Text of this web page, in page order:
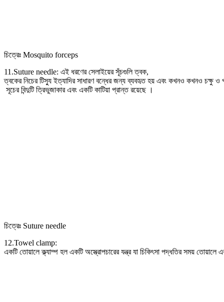
চিত্রেঃ Mosquito forceps
11.Suture needle: এই ধরণের সেলাইয়ের সূঁচগুলি ত্বক,
ত্বকের নিচের টিস্যু ইত্যাদির সাধারণ বন্ধের জন্য ব্যবহৃত হয় এবং কখনও কখনও চক্ষু ও
সূচের বিন্দুটি ত্রিভুজাকার এবং একটি কাটিয়া প্রান্ত রয়েছে ।
চিত্রেঃ Suture needle
12.Towel clamp:
একটি তোয়ালে ক্ল্যাম্প হল একটি অস্ত্রোপচারের যন্ত্র যা চিকিৎসা পদ্ধতির সময়